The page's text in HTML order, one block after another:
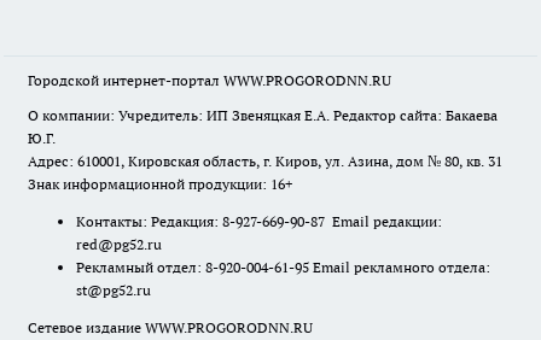
Городской интернет-портал WWW.PROGORODNN.RU
О компании: Учредитель: ИП Звеняцкая Е.А. Редактор сайта: Бакаева
Ю.Г.
Адрес: 610001, Кировская область, г. Киров, ул. Азина, дом № 80, кв. 31
Знак информационной продукции: 16+
Контакты: Редакция: 8-927-669-90-87 Email редакции:
red@pg52.ru
Рекламный отдел: 8-920-004-61-95 Email рекламного отдела:
st@pg52.ru
Сетевое издание WWW.PROGORODNN.RU